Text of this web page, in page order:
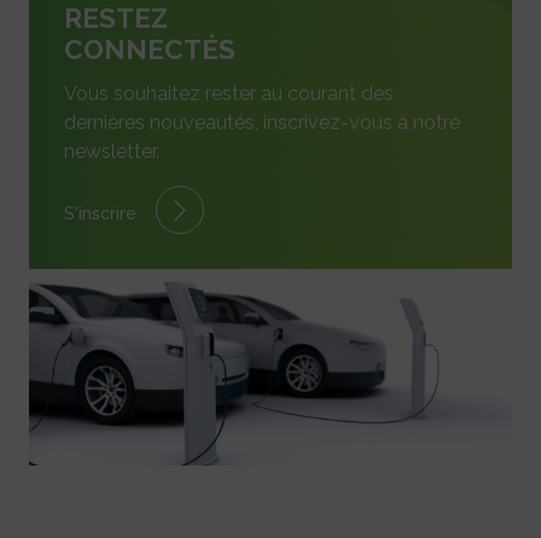
RESTEZ
CONNECTÉS
Vous souhaitez rester au courant des
dernières nouveautés, inscrivez-vous à notre
newsletter.
S'inscrire